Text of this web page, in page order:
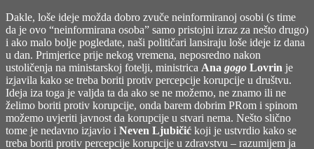
Dakle, loše ideje možda dobro zvuče neinformiranoj osobi (s time
da je ovo “neinformirana osoba” samo pristojni izraz za nešto drugo)
i ako malo bolje pogledate, naši političari lansiraju loše ideje iz dana
u dan. Primjerice prije nekog vremena, neposredno nakon
ustoličenja na ministarskoj fotelji, ministrica Ana gogo Lovrin je
izjavila kako se treba boriti protiv percepcije korupcije u društvu.
Ideja iza toga je valjda ta da ako se ne možemo, ne znamo ili ne
želimo boriti protiv korupcije, onda barem dobrim PRom i spinom
možemo uvjeriti javnost da korupcije u stvari nema. Nešto slično
tome je nedavno izjavio i Neven Ljubičić koji je ustvrdio kako se
treba boriti protiv percepcije korupcije u zdravstvu – razumijem ja